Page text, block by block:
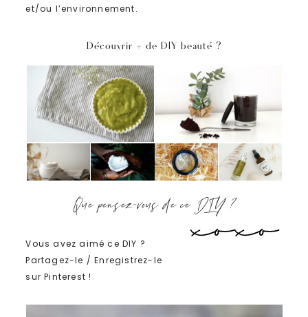
et/ou l’environnement.
Découvrir + de DIY beauté ?
Que pensez-vous de ce DIY ?
Vous avez aimé ce DIY ?
Partagez-le / Enregistrez-le
sur Pinterest !